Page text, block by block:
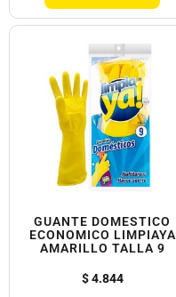
GUANTE DOMESTICO
ECONOMICO LIMPIAYA
AMARILLO TALLA 9
$4.844